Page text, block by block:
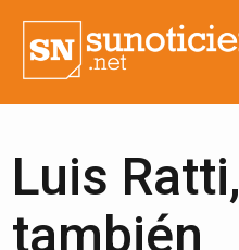
Luis Ratti,
también